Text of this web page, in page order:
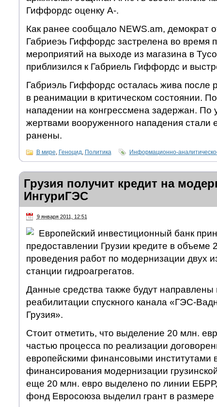
Гиффордс оценку А-.
Как ранее сообщало NEWS.am, демократ
Габриеэь Гиффордс застрелена во время
мероприятий на выходе из магазина в
приблизился к Габриель Гиффордс и
Габриэль Гиффордс осталась жива после
в реанимации в критическом состоянии.
нападении на конгрессмена задержан.
жертвами вооруженного нападения стали
ранены.
В мире, Геноцид, Политика Информационно-
Грузия получит кредит на
ИнгуриГЭС
9 января 2011, 12:51
Европейский инвестиционный банк
предоставлении Грузии кредите в объеме
проведения работ по модернизации двух
станции гидроагрегатов.
Данные средства также будут направлены
реабилитации спускного канала «ГЭС-
Грузия».
Стоит отметить, что выделение 20 млн.
частью процесса по реализации
европейскими финансовыми институтами
финансирования модернизации
еще 20 млн. евро выделено по линии
фонд Евросоюза выделил грант в размере